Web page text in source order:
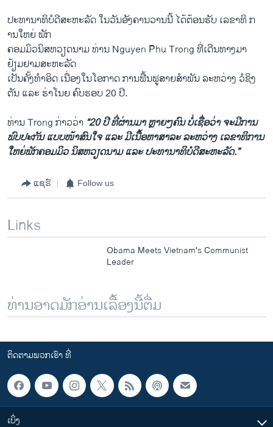
ປະທານາທິບໍດີ​ສະຫະ​ລັດ ​ໃນ​ວັນ​ອັງຄານ​ວານ​ນີ້ ​ໄດ້​ຕ້ອນຮັບ ​ເລຂາທິ ກ​
ານ​ໃຫຍ່ ພັກ​
ຄອມ​ມິ​ວນິສຫວຽດນາມ ທ່ານ Nguyen Phu Trong ​ທີ່​ເດີນທາງ​ມາ​
ຢ້ຽມຢາມ​ສະຫະລັດ
​ເປັນຄັ້ງທຳ​ອິດ ເນື່ອງໃນໂອກາດ ການ​ຟື້ນ​ຟູສາຍ​ສຳພັນ ລະຫວ່າງ ວໍ​ຊິງ​
ຕັນ ​ແລະ ຮ່າ​ໂນ​ຍ ຄົບຮອ​ບ 20 ປີ.
ທ່ານ Trong ກ່າວ​ວ່າ “20 ປີ ທີ່​ຜ່ານ​ມາ ຫຼາຍໆຄົນ ​ບໍ່ເຊື່ອ​ວ່າ ຈະ​ມີ​ການ​
ພົບ​ປະກັນ ​ແບບ​ໜ້າ​ສົນ​ໃຈ ​ແລະ ມີເນື້ອຫາສາລະ ລະຫວ່າງ ​ເລຂາທິການ​
ໃຫຍ່ພັກ​ຄອມ​ມິ​ວ ນິສຫວຽດນາມ ​ແລະ ປະທານາທິບໍດີ​ສະຫະລັດ.”
ແຊຣ໌ Follow us
Links
Obama Meets Vietnam's Communist
Leader
ທ່ານອາດມັກອ່ານເລື້ອງນີ້ຕື່ມ
ຕິດຕາມພວກເຮົາ ທີ່
ເບິ່ງ